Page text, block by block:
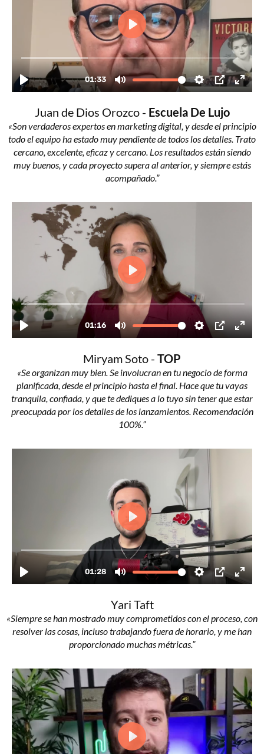
Juan de Dios Orozco - Escuela De Lujo
«Son verdaderos expertos en marketing digital, y desde el principio
todo el equipo ha estado muy pendiente de todos los detalles. Trato
cercano, excelente, eficaz y cercano. Los resultados están siendo
muy buenos, y cada proyecto supera al anterior, y siempre estás
acompañado.”
Miryam Soto - TOP
«Se organizan muy bien. Se involucran en tu negocio de forma
planificada, desde el principio hasta el final. Hace que tu vayas
tranquila, confiada, y que te dediques a lo tuyo sin tener que estar
preocupada por los detalles de los lanzamientos. Recomendación
100%.”
Yari Taft
«Siempre se han mostrado muy comprometidos con el proceso, con
resolver las cosas, incluso trabajando fuera de horario, y me han
proporcionado muchas métricas.”